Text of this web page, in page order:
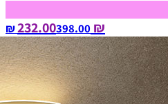
₪ 232.00
398.00‏ ₪